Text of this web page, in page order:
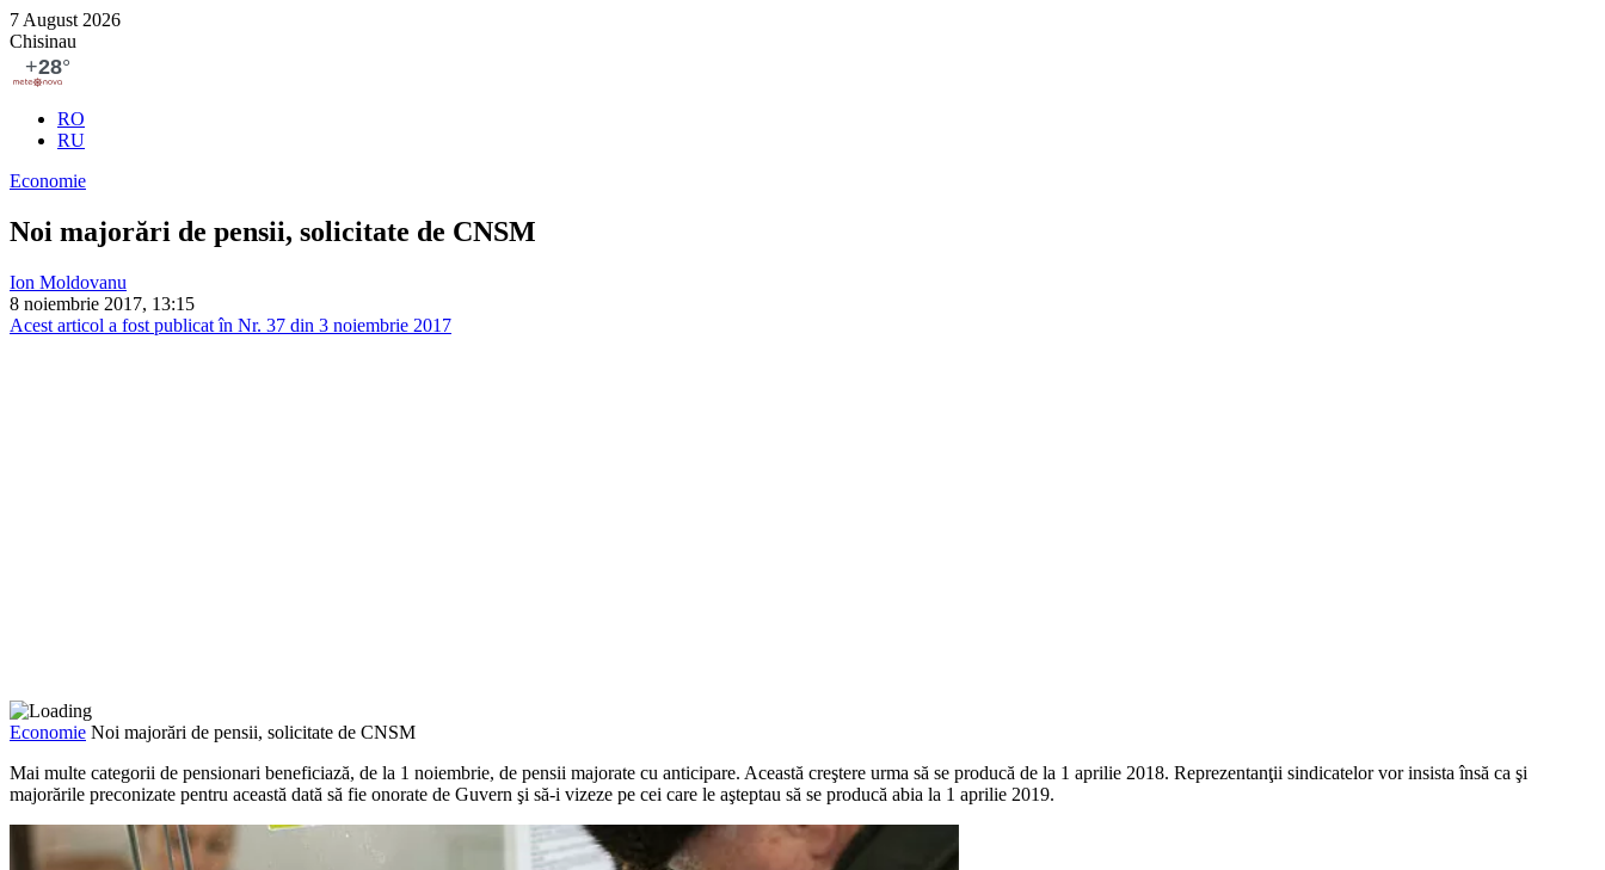
7 August 2026
Chisinau
RO
RU
Economie
Noi majorări de pensii, solicitate de CNSM
Ion Moldovanu
8 noiembrie 2017, 13:15
Acest articol a fost publicat în Nr. 37 din 3 noiembrie 2017
Economie Noi majorări de pensii, solicitate de CNSM
Mai multe categorii de pensi­onari beneficiază, de la 1 noiembrie, de pensii majorate cu anticipare. Această creşte­re urma să se producă de la 1 aprilie 2018. Reprezentanţii sindicatelor vor insista însă ca şi
majorările preconizate pen­tru această dată să fie onorate de Guvern şi să-i vizeze pe cei care le aşteptau să se producă abia la 1 aprilie 2019.